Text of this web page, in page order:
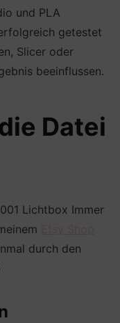
und PLA
getestet
Slicer oder
beeinflussen.
Datei
Lichtbox Immer
durch den